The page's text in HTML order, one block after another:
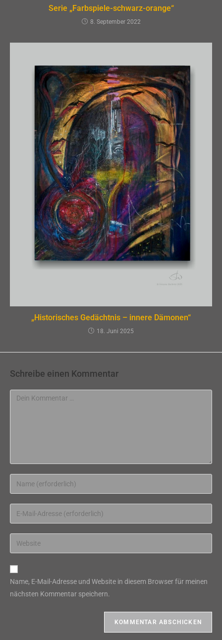
Serie „Farbspiele-schwarz-orange“
8. September 2022
„Historisches Gedächtnis – innere Dämonen“
18. Juni 2025
Schreibe einen Kommentar
Kommentar
Gib
deinen
Namen
oder
zum
Kommentieren
ein
Gib
deine
E-
Mail-
zum
Kommentieren
ein
Gib
deine
Website-
Name, E-Mail-Adresse und Website in diesem Browser für meinen
nächsten Kommentar speichern.